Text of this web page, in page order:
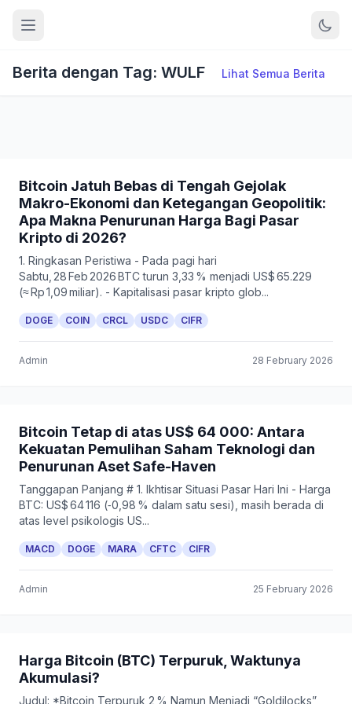
Berita dengan Tag: WULF Lihat Semua Berita
Bitcoin Jatuh Bebas di Tengah Gejolak
Makro-Ekonomi dan Ketegangan Geopolitik:
Apa Makna Penurunan Harga Bagi Pasar
Kripto di 2026?
1. Ringkasan Peristiwa - Pada pagi hari
Sabtu, 28 Feb 2026 BTC turun 3,33 % menjadi US$ 65.229
(≈ Rp 1,09 miliar). - Kapitalisasi pasar kripto glob...
DOGE COIN CRCL USDC CIFR
Admin 28 February 2026
Bitcoin Tetap di atas US$ 64 000: Antara
Kekuatan Pemulihan Saham Teknologi dan
Penurunan Aset Safe-Haven
Tanggapan Panjang # 1. Ikhtisar Situasi Pasar Hari Ini - Harga
BTC: US$ 64 116 (‑0,98 % dalam satu sesi), masih berada di
atas level psikologis US...
MACD DOGE MARA CFTC CIFR
Admin 25 February 2026
Harga Bitcoin (BTC) Terpuruk, Waktunya
Akumulasi?
Judul: *Bitcoin Terpuruk 2 % Namun Menjadi “Goldilocks”